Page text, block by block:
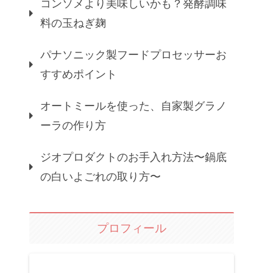
コンソメより美味しいかも？発酵調味
料の玉ねぎ麹
パナソニック製フードプロセッサーお
すすめポイント
オートミールを使った、自家製グラノ
ーラの作り方
ジオプロダクトのお手入れ方法〜鍋底
の白いよごれの取り方〜
プロフィール